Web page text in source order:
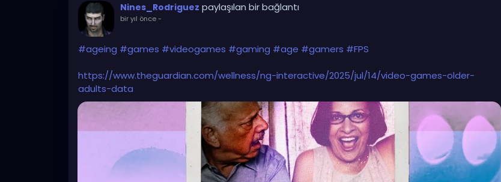
Nines_Rodriguez paylaşılan bir bağlantı
bir yıl önce-
#ageing #games #videogames #gaming #age #gamers #FPS
https://www.theguardian.com/wellness/ng-interactive/2025/jul/14/video-games-older-
adults-data